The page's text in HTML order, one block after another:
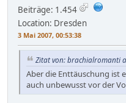
Beiträge: 1.454
Location: Dresden
3 Mai 2007, 00:53:38
Zitat von: brachialromanti
Aber die Enttäuschung ist
auch unbewusst vor der